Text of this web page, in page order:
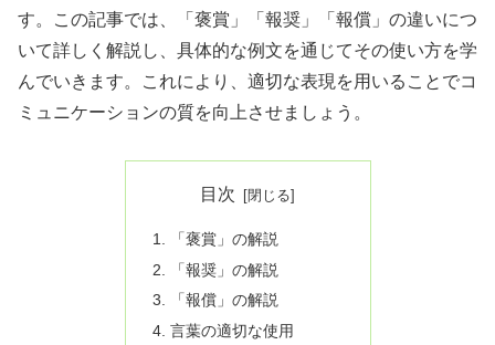
す。この記事では、「褒賞」「報奨」「報償」の違いにつ
いて詳しく解説し、具体的な例文を通じてその使い方を学
んでいきます。これにより、適切な表現を用いることでコ
ミュニケーションの質を向上させましょう。
目次
「褒賞」の解説
「報奨」の解説
「報償」の解説
言葉の適切な使用